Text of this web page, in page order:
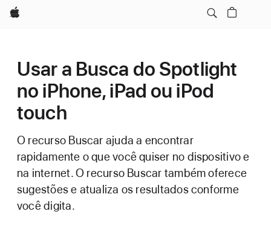
Apple
Usar a Busca do Spotlight
no iPhone, iPad ou iPod
touch
O recurso Buscar ajuda a encontrar
rapidamente o que você quiser no dispositivo e
na internet. O recurso Buscar também oferece
sugestões e atualiza os resultados conforme
você digita.